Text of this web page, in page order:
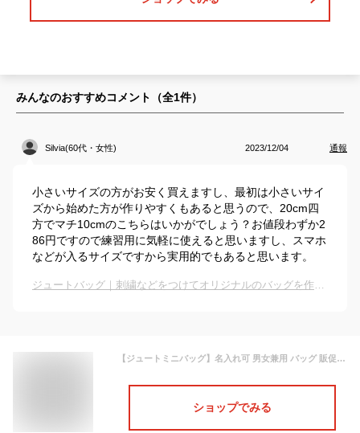
みんなのおすすめコメント（全1件）
Silvia(60代・女性) 2023/12/04 通報
小さいサイズの方がお安く買えますし、最初は小さいサイ
ズから始めた方が作りやすくもあると思うので、20cm四
方でマチ10cmのこちらはいかがでしょう？お値段わずか2
86円ですので練習用に気軽に使えると思いますし、スマホ
などが入るサイズですから実用的でもあると思います。
ジュートバッグ｜刺繍などをつけてオリジナルのバッグを作る為の安い麻バッグのおすすめは？
【ジュートミニバッグ】名入れ可 男女兼用 バッグ 販促品 ノベルティ オリジナル ロゴ 創立 創業 ファッション 学生 サブバッグ アレンジ ナチュラル 手芸素材 クラフト ハンドメイド リメイク 綿 教材 結婚式 引き出物バッグ
ショップでみる